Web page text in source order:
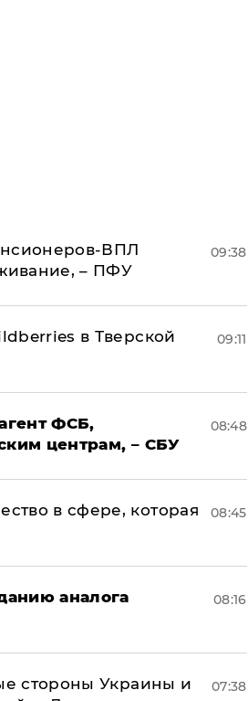
ВПЛ
– ПФУ
09:38
в Тверской
09:11
ФСБ,
центрам, – СБУ
08:48
в сфере, которая
08:45
аналога
08:16
стороны Украины и
07:38